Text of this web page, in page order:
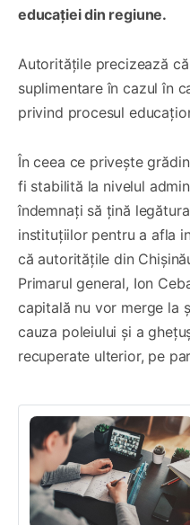
educației din regiune.
Autoritățile precizează
suplimentare în cazul în
privind procesul
În ceea ce privește
fi stabilită la nivelul
îndemnați să țină
instituțiilor pentru a afla
că autoritățile din
Primarul general, Ion
capitală nu vor merge la
cauza poleiului și a
recuperate ulterior, pe